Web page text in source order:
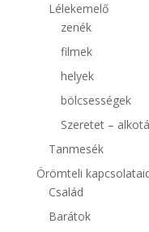
Lélekemelő
zenék
filmek
helyek
bölcsességek
Szeretet –
Tanmesék
Örömteli
Család
Barátok